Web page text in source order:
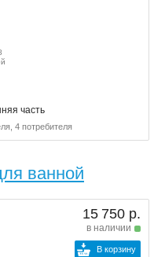
часть
4 потребителя
ванной
15 750 р.
в наличии
В корзину